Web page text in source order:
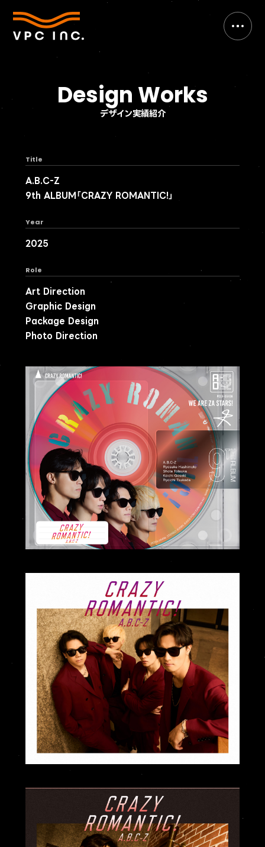
デザイン実績紹介
Design Works
Title
A.B.C-Z
9th ALBUM「CRAZY ROMANTIC!」
Year
2025
Role
Art Direction
Graphic Design
Package Design
Photo Direction